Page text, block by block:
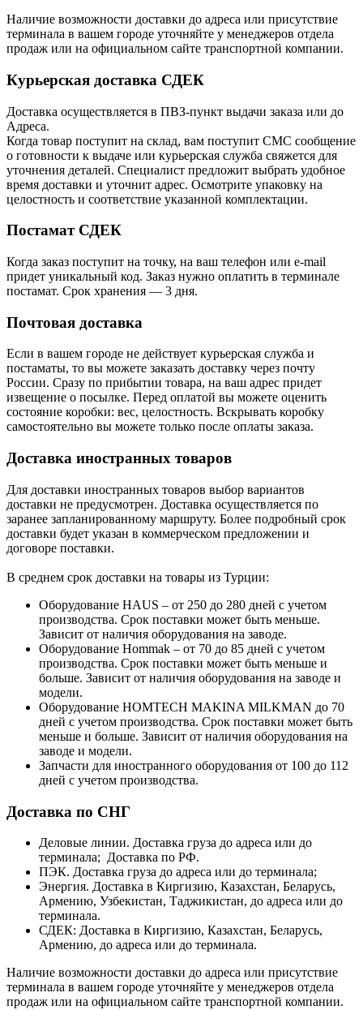
Наличие возможности доставки до адреса или присутствие
терминала в вашем городе уточняйте у менеджеров отдела
продаж или на официальном сайте транспортной компании.
Курьерская доставка СДЕК
Доставка осуществляется в ПВЗ-пункт выдачи заказа или до
Адреса.
Когда товар поступит на склад, вам поступит СМС сообщение
о готовности к выдаче или курьерская служба свяжется для
уточнения деталей. Специалист предложит выбрать удобное
время доставки и уточнит адрес. Осмотрите упаковку на
целостность и соответствие указанной комплектации.
Постамат СДЕК
Когда заказ поступит на точку, на ваш телефон или e-mail
придет уникальный код. Заказ нужно оплатить в терминале
постамат. Срок хранения — 3 дня.
Почтовая доставка
Если в вашем городе не действует курьерская служба и
постаматы, то вы можете заказать доставку через почту
России. Сразу по прибытии товара, на ваш адрес придет
извещение о посылке. Перед оплатой вы можете оценить
состояние коробки: вес, целостность. Вскрывать коробку
самостоятельно вы можете только после оплаты заказа.
Доставка иностранных товаров
Для доставки иностранных товаров выбор вариантов
доставки не предусмотрен. Доставка осуществляется по
заранее запланированному маршруту. Более подробный срок
доставки будет указан в коммерческом предложении и
договоре поставки.
В среднем срок доставки на товары из Турции:
Оборудование HAUS – от 250 до 280 дней с учетом
производства. Срок поставки может быть меньше.
Зависит от наличия оборудования на заводе.
Оборудование Hommak – от 70 до 85 дней с учетом
производства. Срок поставки может быть меньше и
больше. Зависит от наличия оборудования на заводе и
модели.
Оборудование HOMTECH MAKINA MILKMAN до 70
дней с учетом производства. Срок поставки может быть
меньше и больше. Зависит от наличия оборудования на
заводе и модели.
Запчасти для иностранного оборудования от 100 до 112
дней с учетом производства.
Доставка по СНГ
Деловые линии. Доставка груза до адреса или до
терминала; Доставка по РФ.
ПЭК. Доставка груза до адреса или до терминала;
Энергия. Доставка в Киргизию, Казахстан, Беларусь,
Армению, Узбекистан, Таджикистан, до адреса или до
терминала.
СДЕК: Доставка в Киргизию, Казахстан, Беларусь,
Армению, до адреса или до терминала.
Наличие возможности доставки до адреса или присутствие
терминала в вашем городе уточняйте у менеджеров отдела
продаж или на официальном сайте транспортной компании.